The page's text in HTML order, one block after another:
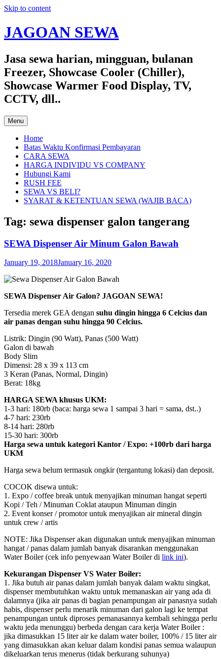
Skip to content
JAGOAN SEWA
Jasa sewa harian, mingguan, bulanan
Freezer, Showcase Cooler (Chiller),
Showcase Warmer Food Display, TV,
CCTV, dll..
Menu
Home
Batas Waktu Konfirmasi Pembayaran
CARA SEWA
HARGA INDIVIDU VS COMPANY
Hubungi Kami
RUSH FEE
SEWA VS BELI?
SYARAT & KETENTUAN SEWA (WAJIB BACA)
Tag: sewa dispenser galon tangerang
SEWA Dispenser Air Minum Galon Bawah
January 19, 2018January 16, 2020
SEWA Dispenser Air Galon? JAGOAN SEWA!
Tersedia merek GEA dengan suhu dingin hingga 6 Celcius dan
air panas dengan suhu hingga 90 Celcius.
Listrik: Dingin (90 Watt), Panas (500 Watt)
Galon di bawah
Body Slim
Dimensi: 28 x 39 x 113 cm
3 Keran (Panas, Normal, Dingin)
Berat: 18kg
HARGA SEWA khusus UKM:
1-3 hari: 180rb (baca: harga sewa 1 sampai 3 hari = sama, dst..)
4-7 hari: 230rb
8-14 hari: 280rb
15-30 hari: 300rb
Harga sewa untuk kategori Kantor / Expo: +100rb dari harga
UKM
Harga sewa belum termasuk ongkir (tergantung lokasi) dan deposit.
COCOK disewa untuk:
1. Expo / coffee break untuk menyajikan minuman hangat seperti
Kopi / Teh / Minuman Coklat ataupun Minuman dingin
2. Event konser / promotor untuk menyajikan air mineral dingin
untuk crew / artis
NOTE: Jika Dispenser akan digunakan untuk menyajikan minuman
hangat / panas dalam jumlah banyak disarankan menggunakan
Water Boiler (cek info penyewaan Water Boiler di link ini).
Kekurangan Dispenser VS Water Boiler:
1. Jika butuh air panas dalam jumlah banyak dalam waktu singkat,
dispenser membutuhkan waktu untuk memanaskan air yang ada di
dalamnya (jika air panas di bagian penampungan air panasnya sudah
habis, dispenser perlu menarik minuman dari galon lagi ke tempat
penampungan untuk diproses pemanasannya kembali sehingga perlu
waktu jeda menunggu) berbeda dengan cara kerja Water Boiler :
jika dimasukkan 15 liter air ke dalam water boiler, 100% / 15 liter air
yang dimasukkan akan keluar dalam kondisi panas semua walaupun
dikeluarkan terus menerus (tidak berkurang suhunya)